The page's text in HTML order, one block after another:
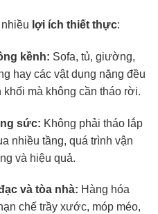
lợi ích thiết thực:
kềnh: Sofa, tủ, giường,
hay các vật dụng nặng đều
mà không cần tháo rời.
sức: Không phải tháo lắp
nhiều tầng, quá trình vận
và hiệu quả.
và tòa nhà: Hàng hóa
chế trầy xước, móp méo,